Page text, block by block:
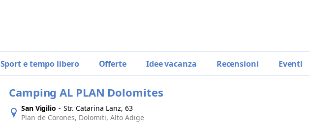
Sport e tempo libero Offerte Idee vacanza Recensioni Eventi
Camping AL PLAN Dolomites
San Vigilio - Str. Catarina Lanz, 63
Plan de Corones, Dolomiti, Alto Adige